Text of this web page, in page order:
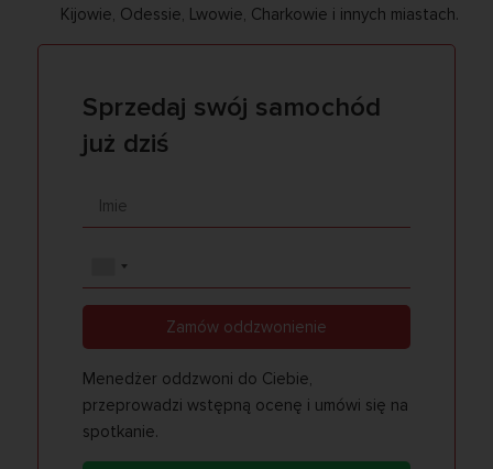
Kijowie, Odessie, Lwowie, Charkowie i innych miastach.
Sprzedaj swój samochód
już dziś
Zamów oddzwonienie
Menedżer oddzwoni do Ciebie,
przeprowadzi wstępną ocenę i umówi się na
spotkanie.